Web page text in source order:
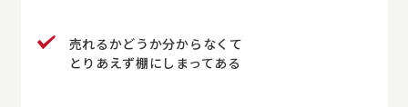
売れるかどうか分からなくて
とりあえず棚にしまってある